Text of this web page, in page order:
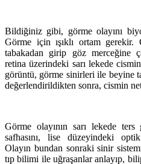
Bildiğiniz gibi, görme olayını
Görme için ışıklı ortam gerekir.
tabakadan girip göz merceğine
retina üzerindeki sarı lekede
görüntü, görme sinirleri ile beyine
değerlendirildikten sonra, cismin
Görme olayının sarı lekede
safhasını, lise düzeyindeki
Olayın bundan sonraki sinir
tıp bilimi ile uğraşanlar anlayıp,